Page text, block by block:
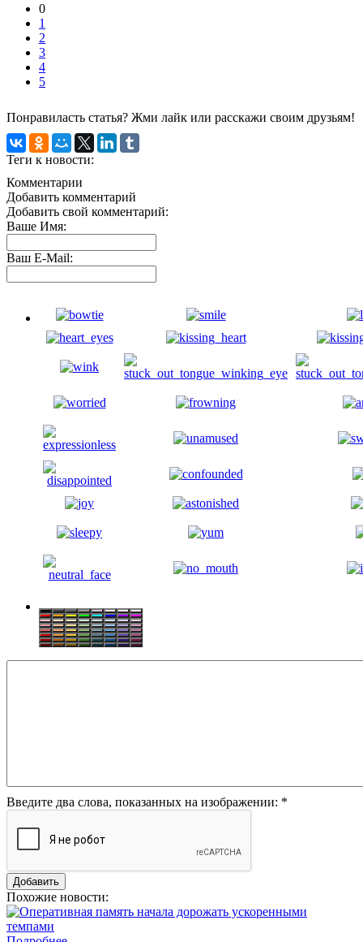
0
1
2
3
4
5
Понравиласть статья? Жми лайк или расскажи своим друзьям!
Теги к новости:
Комментарии
Добавить комментарий
Добавить свой комментарий:
Ваше Имя:
Ваш E-Mail:
Введите два слова, показанных на изображении: *
Похожие новости: